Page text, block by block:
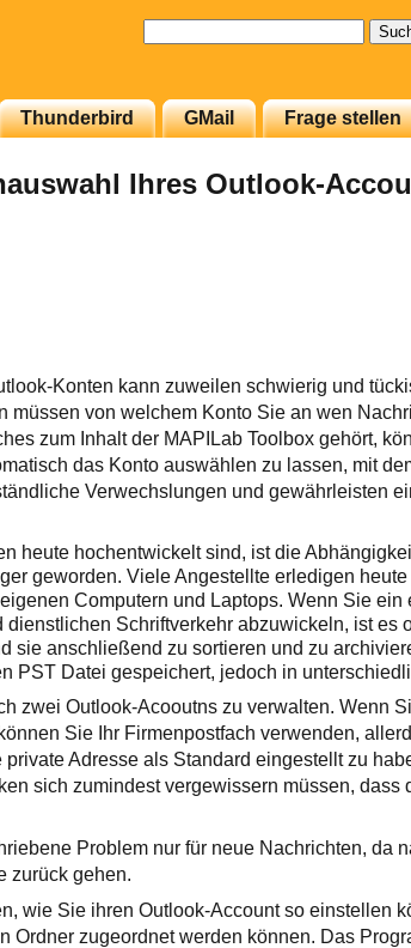
Thunderbird GMail Frage stellen
Ihres Outlook-
Konten kann zuweilen schwierig und
müssen von welchem Konto Sie an wen
zum Inhalt der MAPILab Toolbox gehört,
das Konto auswählen zu lassen, mit
Verwechslungen und gewährleisten
heute hochentwickelt sind, ist die
geworden. Viele Angestellte erledigen
Computern und Laptops. Wenn Sie ein
dienstlichen Schriftverkehr abzuwickeln, ist es
sie anschließend zu sortieren und zu
PST Datei gespeichert, jedoch in
zwei Outlook-Acooutns zu verwalten. Wenn
Sie Ihr Firmenpostfach verwenden,
Adresse als Standard eingestellt zu
sich zumindest vergewissern müssen, dass
Problem nur für neue Nachrichten, da
zurück gehen.
wie Sie ihren Outlook-Account so einstellen
Ordner zugeordnet werden können. Das